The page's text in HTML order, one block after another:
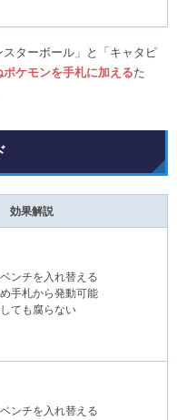
ターボール」と「キャタピ
ケモンを手札に加えるた
効果解説
ンチを入れ替える
手札から発動可能
ても腐らない
ンチを入れ替える